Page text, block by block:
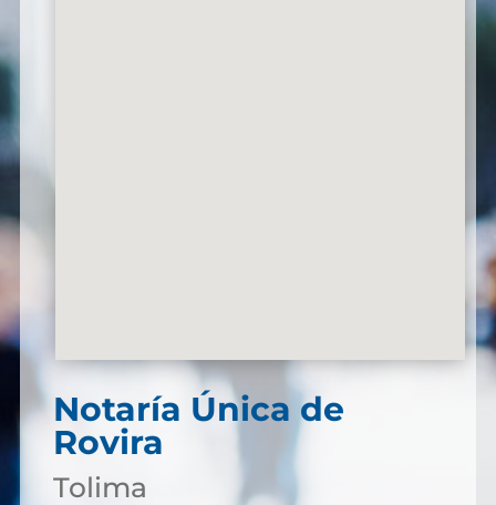
Notaría Única de
Rovira
Tolima